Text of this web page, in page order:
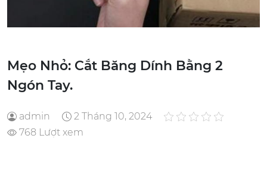
Mẹo Nhỏ: Cắt Băng Dính Bằng 2
Ngón Tay.
admin
2 Tháng 10, 2024
768 Lượt xem